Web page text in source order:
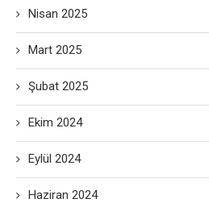
Nisan 2025
Mart 2025
Şubat 2025
Ekim 2024
Eylül 2024
Haziran 2024